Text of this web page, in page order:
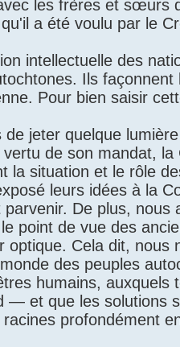
les frères et sœurs
a été voulu par le
intellectuelle des
Ils
Pour bien saisir
jeter quelque
de son mandat,
la situation et le rôle
leurs idées à la
De plus,
point de vue des
Cela dit, nous
des peuples
humains,
et que les solutions
profondément